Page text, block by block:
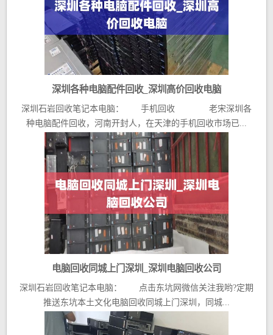
深圳各种电脑配件回收_深圳高价回收电脑
深圳石岩回收笔记本电脑： 手机回收 老宋深圳各
种电脑配件回收，河南开封人，在天津的手机回收市场已...
电脑回收同城上门深圳_深圳电脑回收公司
深圳石岩回收笔记本电脑： 点击东坑网微信关注我哟?定期
推送东坑本土文化电脑回收同城上门深圳，同城...